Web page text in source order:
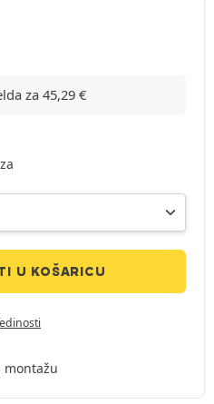
za 45,29 €
U KOŠARICU
montažu